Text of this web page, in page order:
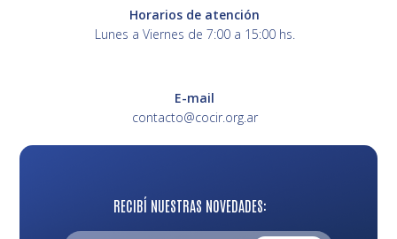
RECIBÍ NUESTRAS NOVEDADES:
Horarios de atención
Lunes a Viernes de 7:00 a 15:00 hs.
E-mail
contacto@cocir.org.ar